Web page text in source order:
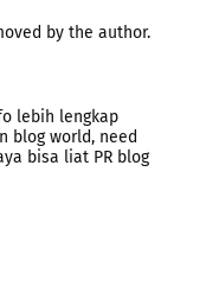
by the author.
lebih lengkap
blog world, need
bisa liat PR blog